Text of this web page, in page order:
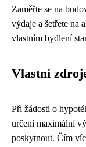
Zaměřte se na
výdaje a šetřete na
vlastním bydlení
Vlastní
Při žádosti o
určení maximální
poskytnout. Čím